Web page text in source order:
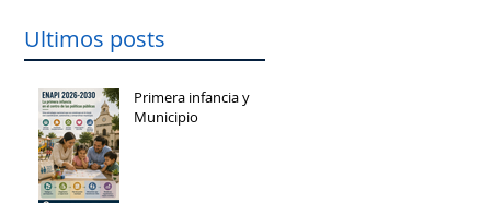
Ultimos posts
Primera infancia y
Municipio